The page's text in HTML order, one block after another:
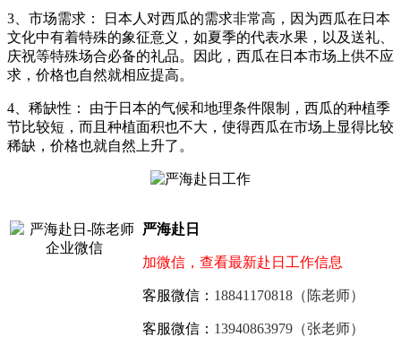
3、市场需求： 日本人对西瓜的需求非常高，因为西瓜在日本
文化中有着特殊的象征意义，如夏季的代表水果，以及送礼、
庆祝等特殊场合必备的礼品。因此，西瓜在日本市场上供不应
求，价格也自然就相应提高。
4、稀缺性： 由于日本的气候和地理条件限制，西瓜的种植季
节比较短，而且种植面积也不大，使得西瓜在市场上显得比较
稀缺，价格也就自然上升了。
严海赴日
加微信，查看最新赴日工作信息
客服微信： 18841170818（陈老师）
客服微信： 13940863979（张老师）